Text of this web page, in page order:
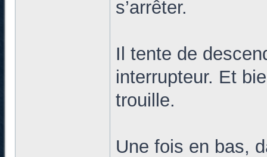
s’arrêter.
Il tente de
interrupteur. Et
trouille.
Une fois en bas,